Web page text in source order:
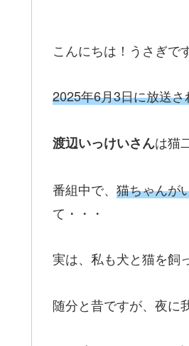
こんにちは！うさぎです
2025年6月3日に放送さ
渡辺いっけいさんは猫
番組中で、 猫ちゃんが
て・・・
実は、私も犬と猫を飼
随分と昔ですが、夜に